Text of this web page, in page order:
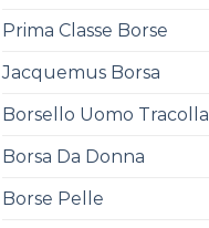
Prima Classe Borse
Jacquemus Borsa
Borsello Uomo Tracolla
Borsa Da Donna
Borse Pelle